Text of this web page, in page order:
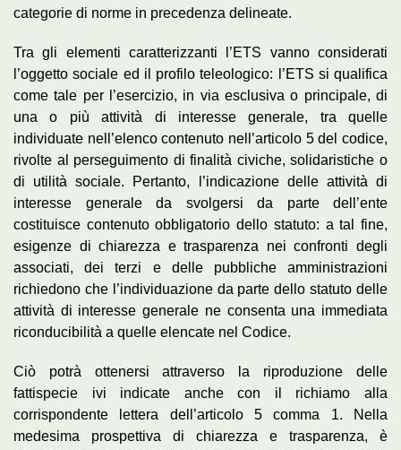
categorie di norme in precedenza delineate.
Tra gli elementi caratterizzanti l’ETS vanno considerati
l’oggetto sociale ed il profilo teleologico: l’ETS si qualifica
come tale per l’esercizio, in via esclusiva o principale, di
una o più attività di interesse generale, tra quelle
individuate nell’elenco contenuto nell’articolo 5 del codice,
rivolte al perseguimento di finalità civiche, solidaristiche o
di utilità sociale. Pertanto, l’indicazione delle attività di
interesse generale da svolgersi da parte dell’ente
costituisce contenuto obbligatorio dello statuto: a tal fine,
esigenze di chiarezza e trasparenza nei confronti degli
associati, dei terzi e delle pubbliche amministrazioni
richiedono che l’individuazione da parte dello statuto delle
attività di interesse generale ne consenta una immediata
riconducibilità a quelle elencate nel Codice.
Ciò potrà ottenersi attraverso la riproduzione delle
fattispecie ivi indicate anche con il richiamo alla
corrispondente lettera dell’articolo 5 comma 1. Nella
medesima prospettiva di chiarezza e trasparenza, è